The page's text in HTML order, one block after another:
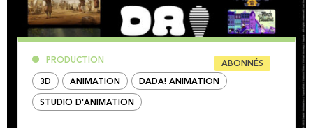
PRODUCTION ABONNÉS
3D ANIMATION DADA! ANIMATION
STUDIO D'ANIMATION